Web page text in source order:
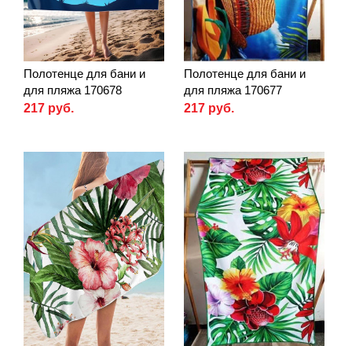
Полотенце для бани и
для пляжа 170678
217 руб.
Полотенце для бани и
для пляжа 170677
217 руб.